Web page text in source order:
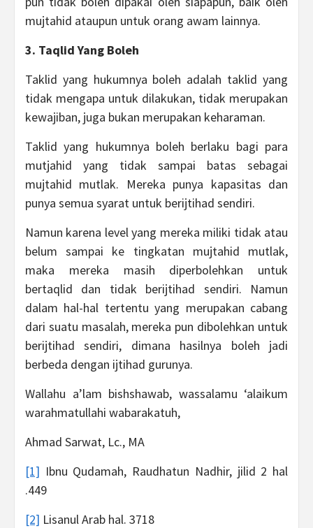
mujtahid ataupun untuk orang awam lainnya.
3. Taqlid Yang Boleh
Taklid yang hukumnya boleh adalah taklid yang
tidak mengapa untuk dilakukan, tidak merupakan
kewajiban, juga bukan merupakan keharaman.
Taklid yang hukumnya boleh berlaku bagi para
mutjahid yang tidak sampai batas sebagai
mujtahid mutlak. Mereka punya kapasitas dan
punya semua syarat untuk berijtihad sendiri.
Namun karena level yang mereka miliki tidak atau
belum sampai ke tingkatan mujtahid mutlak,
maka mereka masih diperbolehkan untuk
bertaqlid dan tidak berijtihad sendiri. Namun
dalam hal-hal tertentu yang merupakan cabang
dari suatu masalah, mereka pun dibolehkan untuk
berijtihad sendiri, dimana hasilnya boleh jadi
berbeda dengan ijtihad gurunya.
Wallahu a’lam bishshawab, wassalamu ‘alaikum
warahmatullahi wabarakatuh,
Ahmad Sarwat, Lc., MA
[1] Ibnu Qudamah, Raudhatun Nadhir, jilid 2 hal
.449
[2] Lisanul Arab hal. 3718